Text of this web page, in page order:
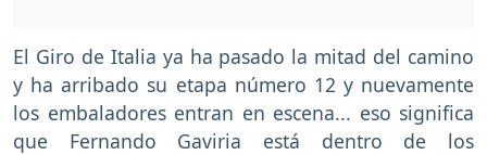
El Giro de Italia ya ha pasado la mitad del camino
y ha arribado su etapa número 12 y nuevamente
los embaladores entran en escena... eso significa
que Fernando Gaviria está dentro de los